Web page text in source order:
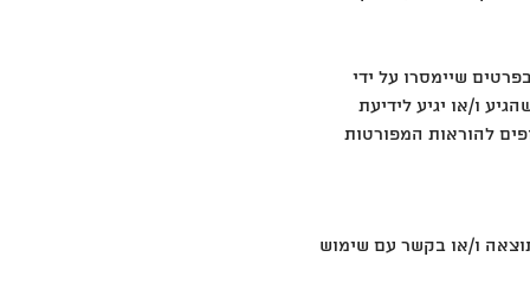
שיימסרו על ידי
ו/או יגיע לידיעת
להוראות המפורטות
ו/או בקשר עם שימוש